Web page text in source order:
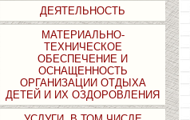
ДЕЯТЕЛЬНОСТЬ
МАТЕРИАЛЬНО-
ТЕХНИЧЕСКОЕ
ОБЕСПЕЧЕНИЕ И
ОСНАЩЕННОСТЬ
ОРГАНИЗАЦИИ ОТДЫХА
ДЕТЕЙ И ИХ ОЗДОРОВЛЕНИЯ